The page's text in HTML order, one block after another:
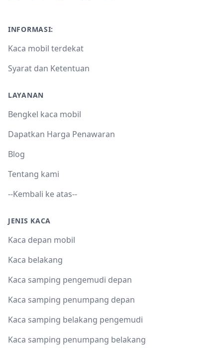
INFORMASI:
Kaca mobil terdekat
Syarat dan Ketentuan
LAYANAN
Bengkel kaca mobil
Dapatkan Harga Penawaran
Blog
Tentang kami
--Kembali ke atas--
JENIS KACA
Kaca depan mobil
Kaca belakang
Kaca samping pengemudi depan
Kaca samping penumpang depan
Kaca samping belakang pengemudi
Kaca samping penumpang belakang